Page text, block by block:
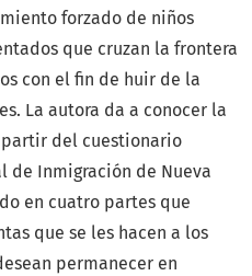
forzado de niños
que cruzan la frontera
con el fin de huir de la
La autora da a conocer la
del cuestionario
de Inmigración de Nueva
en cuatro partes que
que se les hacen a los
permanecer en